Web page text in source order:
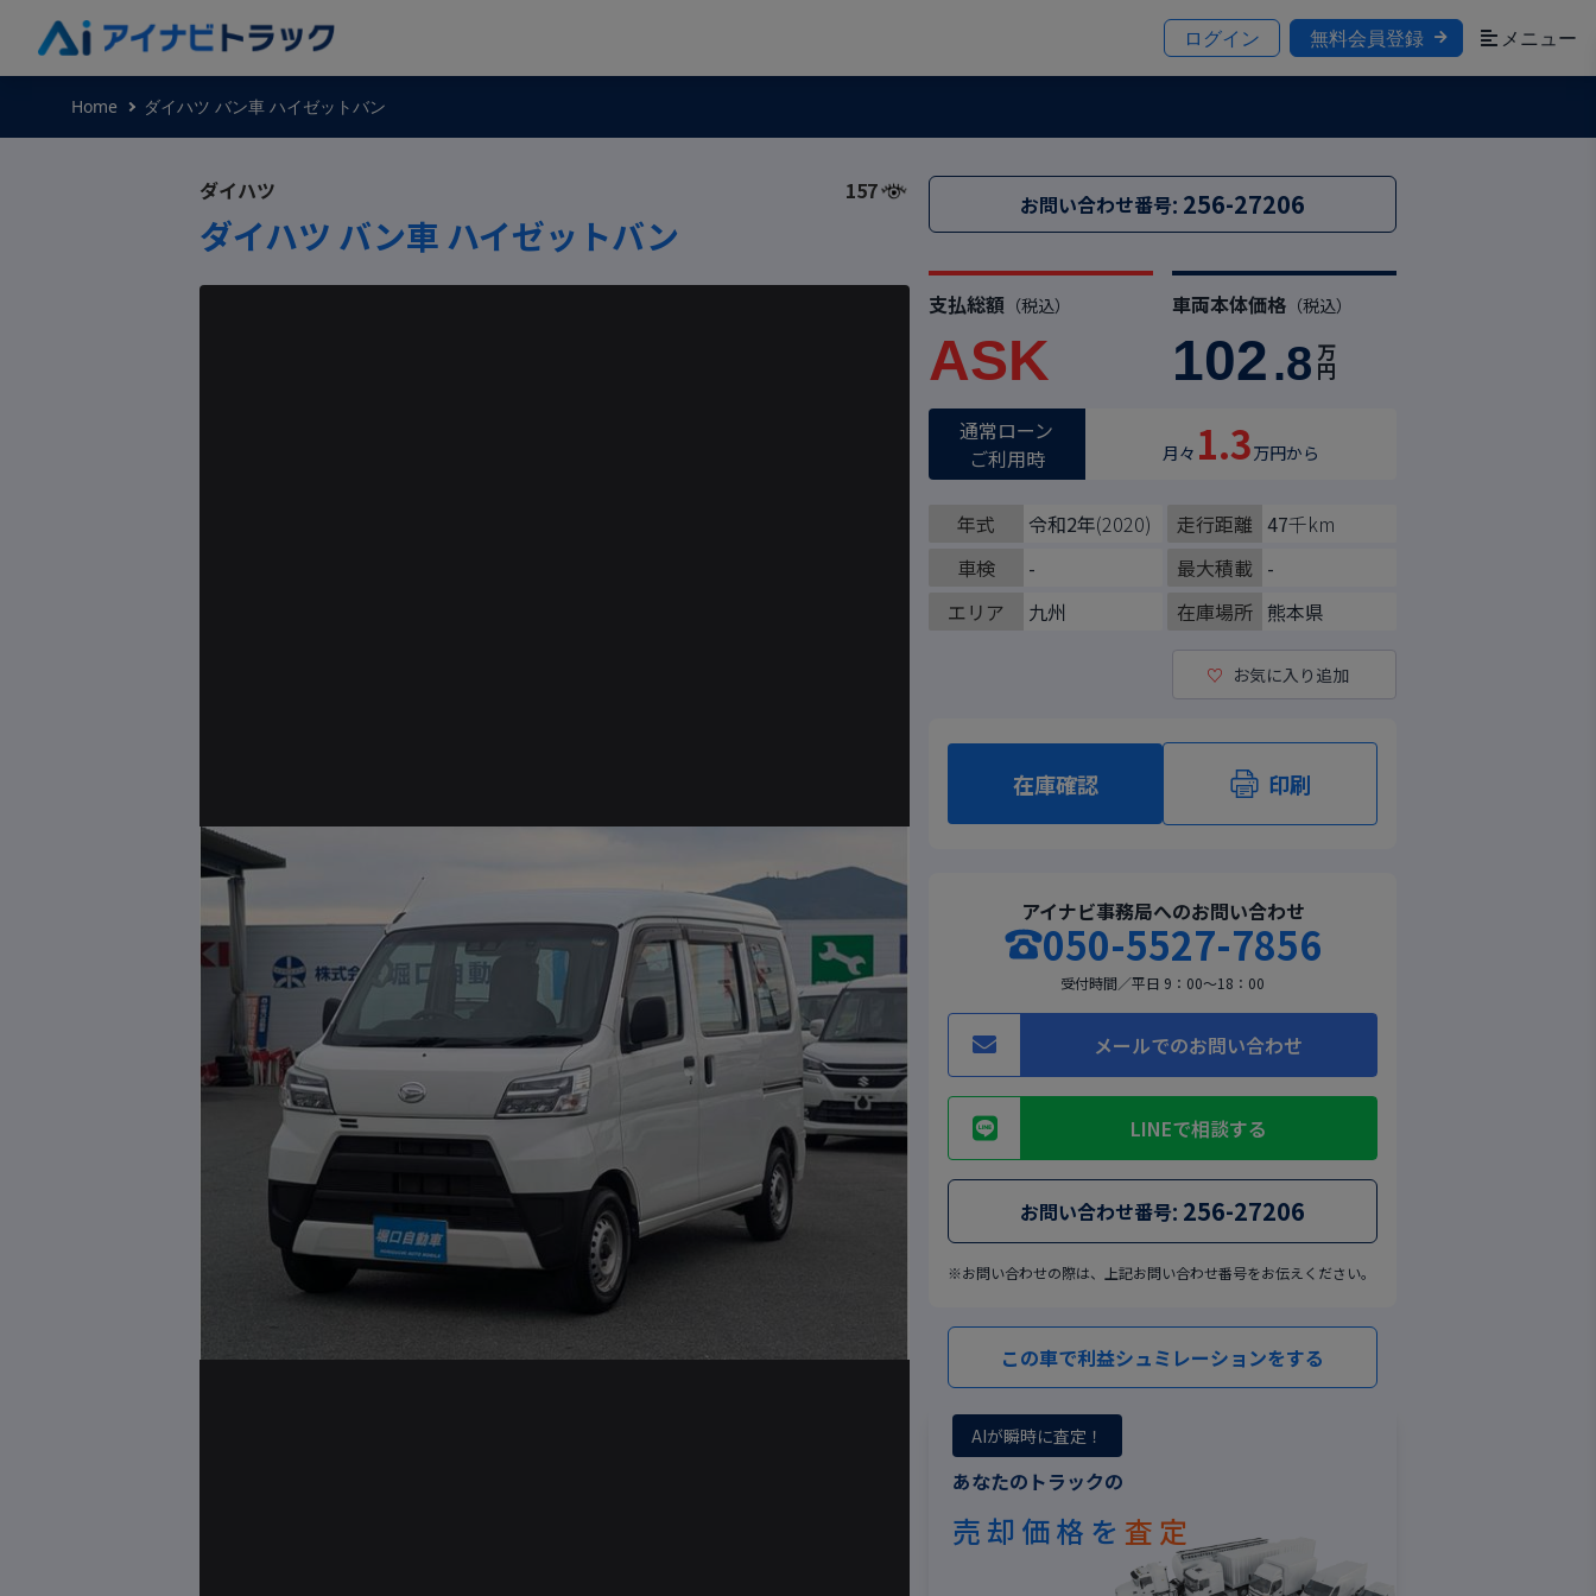
ログイン 無料会員登録 メニュー
Home ダイハツ バン車 ハイゼットバン
ダイハツ 157
ダイハツ バン車 ハイゼットバン
お問い合わせ番号: 256-27206
支払総額 （税込）
ASK
車両本体価格 （税込）
102.8 万
円
通常ローン
ご利用時
月々 1.3万円から
年式 令和2年(2020) 走行距離 47千km
車検
- 最大積載 -
エリア
九州 在庫場所 熊本県
♡ お気に入り追加
在庫確認 印刷
アイナビ事務局へのお問い合わせ
050-5527-7856
受付時間／平日 9：00～18：00
メールでのお問い合わせ
LINEで相談する
お問い合わせ番号: 256-27206
※お問い合わせの際は、上記お問い合わせ番号をお伝えください。
この車で利益シュミレーションをする
AIが瞬時に査定！
あなたのトラックの
売却価格を 査定